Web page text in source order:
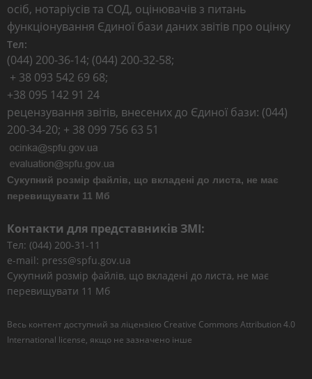
осіб, нотаріусів та СОД, оцінювачів з питань
функціонування Єдиної бази даних звітів про оцінку
Тел:
(044) 200-36-14; (044) 200-32-58;
+ 38 093 542 69 68;
+38 095 142 91 24
рецензування звітів, внесених до Єдиної бази: (044)
200-34-20; + 38 099 756 63 51
Сукупний розмір файлів, що вкладені до листа, не має
перевищувати 11 Мб
Контакти для представників ЗМІ:
Тел: (044) 200-31-11
e-mail: press@spfu.gov.ua
Сукупний розмір файлів, що вкладені до листа, не має
перевищувати 11 Мб
Весь контент доступний за ліцензією Creative Commons Attribution 4.0
International license, якщо не зазначено інше